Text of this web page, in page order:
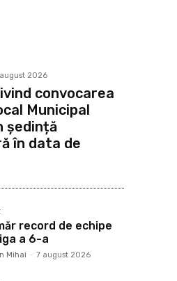
2026
convocarea
Municipal
ședință
în data de
record de echipe
a 6-a
Mihai - 7 august 2026